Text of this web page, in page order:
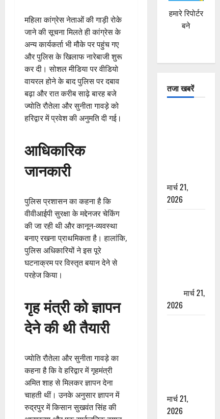
महिला कांग्रेस नेताओं की गाड़ी रोके
जाने की सूचना मिलते ही कांग्रेस के
अन्य कार्यकर्ता भी मौके पर पहुंच गए
और पुलिस के खिलाफ नारेबाजी शुरू
कर दी। सोशल मीडिया पर वीडियो
वायरल होने के बाद पुलिस पर दबाव
बढ़ा और रात करीब साढ़े बारह बजे
ज्योति रौतेला और सुनीता गावड़े को
हरिद्वार में प्रवेश की अनुमति दी गई।
आधिकारिक
जानकारी
पुलिस प्रशासन का कहना है कि
वीवीआईपी सुरक्षा के मद्देनजर चेकिंग
की जा रही थी और कानून-व्यवस्था
बनाए रखना प्राथमिकता है। हालांकि,
पुलिस अधिकारियों ने इस पूरे
घटनाक्रम पर विस्तृत बयान देने से
परहेज किया।
गृह मंत्री को ज्ञापन
देने की थी तैयारी
ज्योति रौतेला और सुनीता गावड़े का
कहना है कि वे हरिद्वार में गृहमंत्री
अमित शाह से मिलकर ज्ञापन देना
चाहती थीं। उनके अनुसार ज्ञापन में
रुद्रपुर में किसान सुखवंत सिंह की
हमारे रिपोर्टर
बने
तजा खबरें
मार्च 21,
2026
मार्च 21,
2026
मार्च 21,
2026